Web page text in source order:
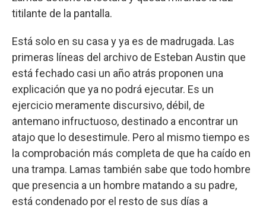
titilante de la pantalla.
Está solo en su casa y ya es de madrugada. Las
primeras líneas del archivo de Esteban Austin que
está fechado casi un año atrás proponen una
explicación que ya no podrá ejecutar. Es un
ejercicio meramente discursivo, débil, de
antemano infructuoso, destinado a encontrar un
atajo que lo desestimule. Pero al mismo tiempo es
la comprobación más completa de que ha caído en
una trampa. Lamas también sabe que todo hombre
que presencia a un hombre matando a su padre,
está condenado por el resto de sus días a